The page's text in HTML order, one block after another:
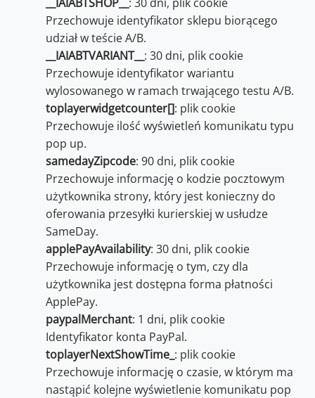
Przechowuje identyfikator sklepu biorącego
udział w teście A/B.
__IAIABTVARIANT__ : 30 dni, plik cookie
Przechowuje identyfikator wariantu
wylosowanego w ramach trwającego testu A/B.
toplayerwidgetcounter[]: plik cookie
Przechowuje ilość wyświetleń komunikatu typu
pop up.
samedayZipcode: 90 dni, plik cookie
Przechowuje informację o kodzie pocztowym
użytkownika strony, który jest konieczny do
oferowania przesyłki kurierskiej w usłudze
SameDay.
applePayAvailability: 30 dni, plik cookie
Przechowuje informację o tym, czy dla
użytkownika jest dostępna forma płatności
ApplePay.
paypalMerchant: 1 dni, plik cookie
Identyfikator konta PayPal.
toplayerNextShowTime_ : plik cookie
Przechowuje informację o czasie, w którym ma
nastąpić kolejne wyświetlenie komunikatu pop